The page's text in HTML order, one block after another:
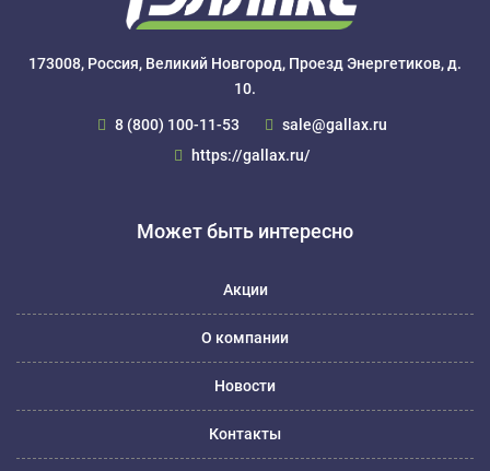
173008, Россия, Великий Новгород, Проезд Энергетиков, д.
10.
8 (800) 100-11-53
sale@gallax.ru
https://gallax.ru/
Может быть интересно
Акции
О компании
Новости
Контакты